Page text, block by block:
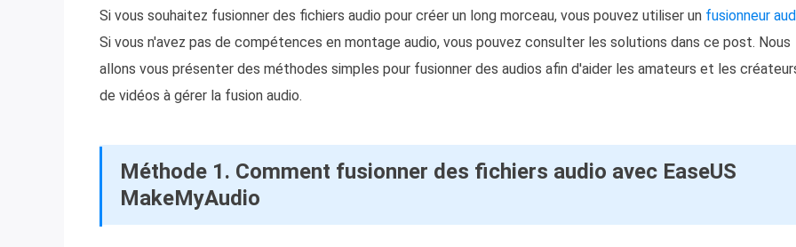
Si vous souhaitez fusionner des fichiers audio pour créer un long morceau, vous pouvez utiliser un fusionneur
Si vous n'avez pas de compétences en montage audio, vous pouvez consulter les solutions dans ce post. Nous
allons vous présenter des méthodes simples pour fusionner des audios afin d'aider les amateurs et les
de vidéos à gérer la fusion audio.
Méthode 1. Comment fusionner des fichiers audio avec EaseUS
MakeMyAudio